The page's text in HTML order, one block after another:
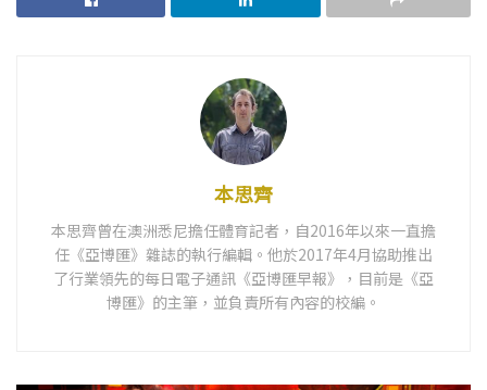
本思齊
本思齊曾在澳洲悉尼擔任體育記者，自2016年以來一直擔
任《亞博匯》雜誌的執行編輯。他於2017年4月協助推出
了行業領先的每日電子通訊《亞博匯早報》，目前是《亞
博匯》的主筆，並負責所有內容的校編。